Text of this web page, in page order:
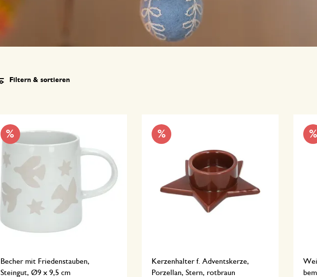
Filtern & sortieren
%
Becher mit Friedenstauben,
Steingut, Ø9 x 9,5 cm
%
Kerzenhalter f. Adventskerze,
Porzellan, Stern, rotbraun
%